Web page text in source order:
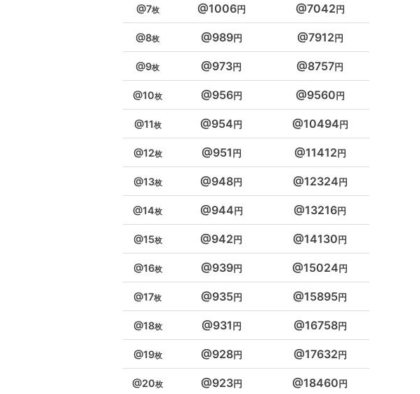
7 1006 7042
8 989 7912
9 973 8757
10 956 9560
11 954 10494
12 951 11412
13 948 12324
14 944 13216
15 942 14130
16 939 15024
17 935 15895
18 931 16758
19 928 17632
20 923 18460